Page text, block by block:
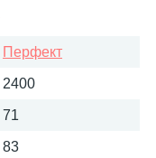
Перфект
2400
71
83